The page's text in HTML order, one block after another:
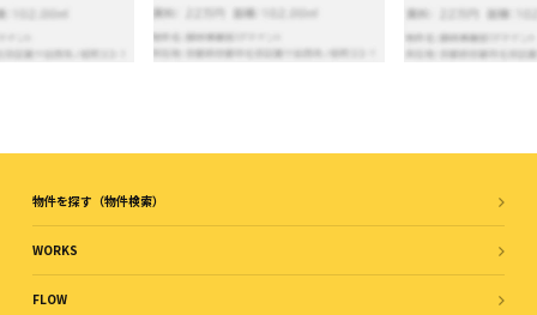
物件を探す（物件検索）
WORKS
FLOW